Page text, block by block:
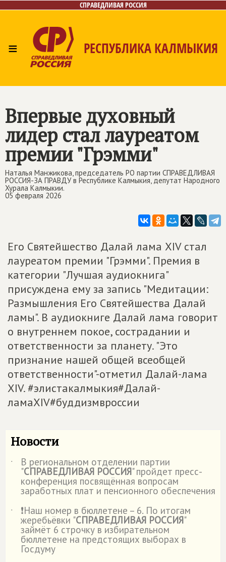
СПРАВЕДЛИВАЯ РОССИЯ
≡ РЕСПУБЛИКА КАЛМЫКИЯ
Впервые духовный
лидер стал лауреатом
премии "Грэмми"
Наталья Манжикова, председатель РО партии СПРАВЕДЛИВАЯ
РОССИЯ-ЗА ПРАВДУ в Республике Калмыкия, депутат Народного
Хурала Калмыкии.
05 февраля 2026
Его Святейшество Далай лама XIV стал
лауреатом премии "Грэмми". Премия в
категории "Лучшая аудиокнига"
присуждена ему за запись "Медитации:
Размышления Его Святейшества Далай
ламы". В аудиокниге Далай лама говорит
о внутреннем покое, сострадании и
ответственности за планету. "Это
признание нашей общей всеобщей
ответственности"-отметил Далай-лама
XIV. #элистакалмыкия#Далай-
ламаXIV#буддизмвроссии
Новости
˙ В региональном отделении партии
"СПРАВЕДЛИВАЯ РОССИЯ" пройдет пресс-
конференция посвящённая вопросам
заработных плат и пенсионного обеспечения
˙
❗Наш номер в бюллетене – 6. По итогам
жеребьёвки "СПРАВЕДЛИВАЯ РОССИЯ"
займёт 6 строчку в избирательном
бюллетене на предстоящих выборах в
Госдуму